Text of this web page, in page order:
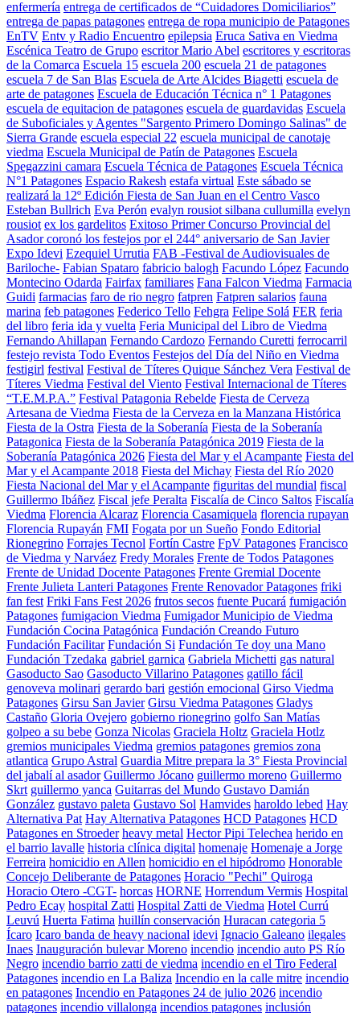
enfermería entrega de certificados de “Cuidadores Domiciliarios”
entrega de papas patagones entrega de ropa municipio de Patagones
EnTV Entv y Radio Encuentro epilepsia Eruca Sativa en Viedma
Escénica Teatro de Grupo escritor Mario Abel escritores y escritoras
de la Comarca Escuela 15 escuela 200 escuela 21 de patagones
escuela 7 de San Blas Escuela de Arte Alcides Biagetti escuela de
arte de patagones Escuela de Educación Técnica n° 1 Patagones
escuela de equitacion de patagones escuela de guardavidas Escuela
de Suboficiales y Agentes "Sargento Primero Domingo Salinas" de
Sierra Grande escuela especial 22 escuela municipal de canotaje
viedma Escuela Municipal de Patín de Patagones Escuela
Spegazzini camara Escuela Técnica de Patagones Escuela Técnica
N°1 Patagones Espacio Rakesh estafa virtual Este sábado se
realizará la 12º Edición Fiesta de San Juan en el Centro Vasco
Esteban Bullrich Eva Perón evalyn rousiot silbana cullumilla evelyn
rousiot ex los gardelitos Exitoso Primer Concurso Provincial del
Asador coronó los festejos por el 244° aniversario de San Javier
Expo Idevi Ezequiel Urrutia FAB -Festival de Audiovisuales de
Bariloche- Fabian Spataro fabricio balogh Facundo López Facundo
Montecino Odarda Fairfax familiares Fana Falcon Viedma Farmacia
Guidi farmacias faro de rio negro fatpren Fatpren salarios fauna
marina feb patagones Federico Tello Fehgra Felipe Solá FER feria
del libro feria ida y vuelta Feria Municipal del Libro de Viedma
Fernando Ahillapan Fernando Cardozo Fernando Curetti ferrocarril
festejo revista Todo Eventos Festejos del Día del Niño en Viedma
festigirl festival Festival de Títeres Quique Sánchez Vera Festival de
Títeres Viedma Festival del Viento Festival Internacional de Títeres
“T.E.M.P.A.” Festival Patagonia Rebelde Fiesta de Cerveza
Artesana de Viedma Fiesta de la Cerveza en la Manzana Histórica
Fiesta de la Ostra Fiesta de la Soberanía Fiesta de la Soberanía
Patagonica Fiesta de la Soberanía Patagónica 2019 Fiesta de la
Soberanía Patagónica 2026 Fiesta del Mar y el Acampante Fiesta del
Mar y el Acampante 2018 Fiesta del Michay Fiesta del Río 2020
Fiesta Nacional del Mar y el Acampante figuritas del mundial fiscal
Guillermo Ibáñez Fiscal jefe Peralta Fiscalía de Cinco Saltos Fiscalía
Viedma Florencia Alcaraz Florencia Casamiquela florencia rupayan
Florencia Rupayán FMI Fogata por un Sueño Fondo Editorial
Rionegrino Forrajes Tecnol Fortín Castre FpV Patagones Francisco
de Viedma y Narváez Fredy Morales Frente de Todos Patagones
Frente de Unidad Docente Patagones Frente Gremial Docente
Frente Julieta Lanteri Patagones Frente Renovador Patagones friki
fan fest Friki Fans Fest 2026 frutos secos fuente Pucará fumigación
Patagones fumigacion Viedma Fumigador Municipio de Viedma
Fundación Cocina Patagónica Fundación Creando Futuro
Fundación Facilitar Fundación Si Fundación Te doy una Mano
Fundación Tzedaka gabriel garnica Gabriela Michetti gas natural
Gasoducto Sao Gasoducto Villarino Patagones gatillo fácil
genoveva molinari gerardo bari gestión emocional Girso Viedma
Patagones Girsu San Javier Girsu Viedma Patagones Gladys
Castaño Gloria Ovejero gobierno rionegrino golfo San Matías
golpeo a su bebe Gonza Nicolas Graciela Holtz Graciela Hotlz
gremios municipales Viedma gremios patagones gremios zona
atlantica Grupo Astral Guardia Mitre prepara la 3° Fiesta Provincial
del jabalí al asador Guillermo Jócano guillermo moreno Guillermo
Skrt guillermo yanca Guitarras del Mundo Gustavo Damián
González gustavo paleta Gustavo Sol Hamvides haroldo lebed Hay
Alternativa Pat Hay Alternativa Patagones HCD Patagones HCD
Patagones en Stroeder heavy metal Hector Pipi Telechea herido en
el barrio lavalle historia clínica digital homenaje Homenaje a Jorge
Ferreira homicidio en Allen homicidio en el hipódromo Honorable
Concejo Deliberante de Patagones Horacio "Pechi" Quiroga
Horacio Otero -CGT- horcas HORNE Horrendum Vermis Hospital
Pedro Ecay hospital Zatti Hospital Zatti de Viedma Hotel Currú
Leuvú Huerta Fatima huillín conservación Huracan categoria 5
Ícaro Icaro banda de heavy nacional idevi Ignacio Galeano ilegales
Inaes Inauguración bulevar Moreno incendio incendio auto PS Río
Negro incendio barrio zatti de viedma incendio en el Tiro Federal
Patagones incendio en La Baliza Incendio en la calle mitre incendio
en patagones Incendio en Patagones 24 de julio 2026 incendio
patagones incendio villalonga incendios patagones inclusión